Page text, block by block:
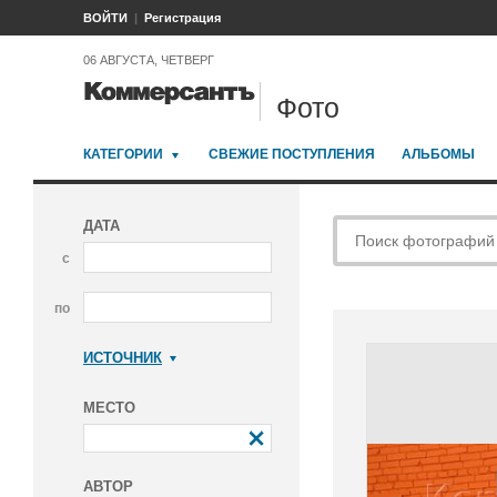
ВОЙТИ Регистрация
06 АВГУСТА, ЧЕТВЕРГ
Фото
КАТЕГОРИИ СВЕЖИЕ ПОСТУПЛЕНИЯ АЛЬБОМЫ
ДАТА
с
по
ИСТОЧНИК
МЕСТО
АВТОР